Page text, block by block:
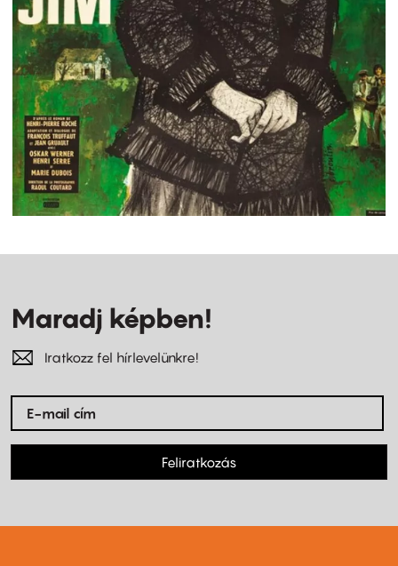
Maradj képben!
Iratkozz fel hírlevelünkre!
Feliratkozás